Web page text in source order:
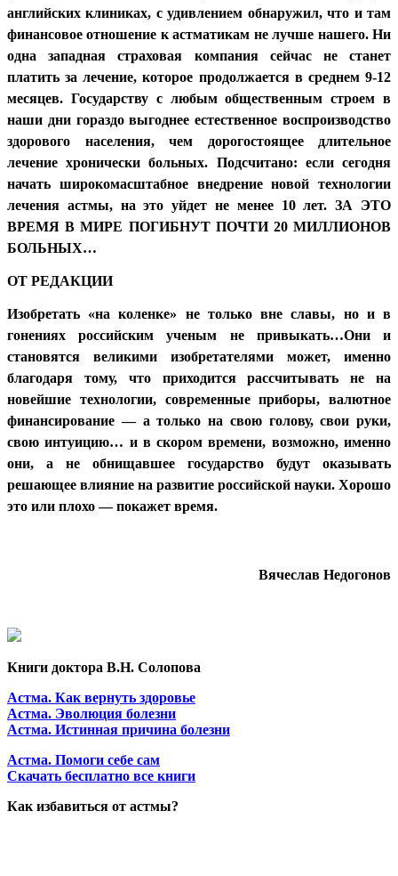
английских клиниках, с удивлением обнаружил, что и там
финансовое отношение к астматикам не лучше нашего. Ни
одна западная страховая компания сейчас не станет
платить за лечение, которое продолжается в среднем 9-12
месяцев. Государству с любым общественным строем в
наши дни гораздо выгоднее естественное воспроизводство
здорового населения, чем дорогостоящее длительное
лечение хронически больных. Подсчитано: если сегодня
начать широкомасштабное внедрение новой технологии
лечения астмы, на это уйдет не менее 10 лет. ЗА ЭТО
ВРЕМЯ В МИРЕ ПОГИБНУТ ПОЧТИ 20 МИЛЛИОНОВ
БОЛЬНЫХ…
ОТ РЕДАКЦИИ
Изобретать «на коленке» не только вне славы, но и в
гонениях российским ученым не привыкать…Они и
становятся великими изобретателями может, именно
благодаря тому, что приходится рассчитывать не на
новейшие технологии, современные приборы, валютное
финансирование — а только на свою голову, свои руки,
свою интуицию… и в скором времени, возможно, именно
они, а не обнищавшее государство будут оказывать
решающее влияние на развитие российской науки. Хорошо
это или плохо — покажет время.
Вячеслав Недогонов
Книги доктора В.Н. Солопова
Астма. Как вернуть здоровье
Астма. Эволюция болезни
Астма. Истинная причина болезни
Астма. Помоги себе сам
Скачать бесплатно все книги
Как избавиться от астмы?